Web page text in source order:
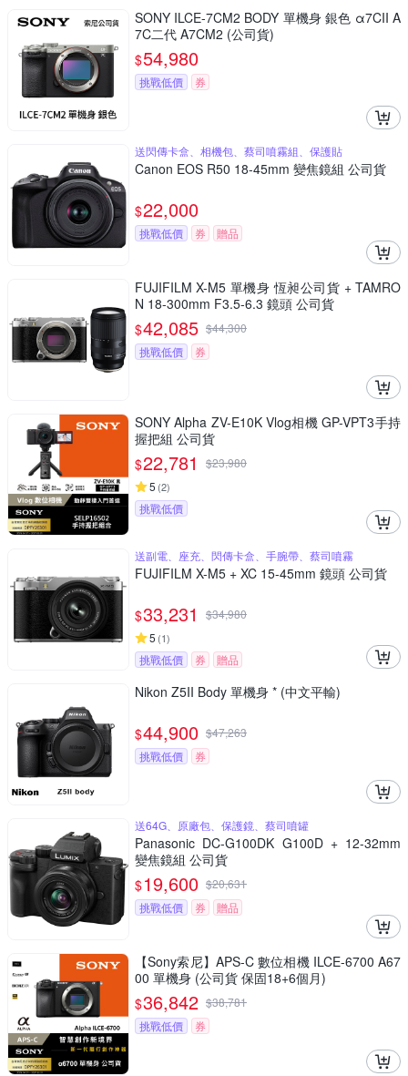
SONY ILCE-7CM2 BODY 單機身 銀色 α7CII A
7C二代 A7CM2 (公司貨)
$54,980
挑戰低價 券
送閃傳卡盒、相機包、蔡司噴霧組、保護貼
Canon EOS R50 18-45mm 變焦鏡組 公司貨
$22,000
挑戰低價 券 贈品
FUJIFILM X-M5 單機身 恆昶公司貨 + TAMRO
N 18-300mm F3.5-6.3 鏡頭 公司貨
$42,085 $44,300
挑戰低價
券
SONY Alpha ZV-E10K Vlog相機 GP-VPT3手持
握把組 公司貨
$22,781 $23,980
5 (2)
挑戰低價
送副電、座充、閃傳卡盒、手腕帶、蔡司噴霧
FUJIFILM X-M5 + XC 15-45mm 鏡頭 公司貨
$33,231 $34,980
5 (1)
挑戰低價 券 贈品
Nikon Z5II Body 單機身 * (中文平輸)
$44,900 $47,263
挑戰低價
券
送64G、原廠包、保護鏡、蔡司噴罐
Panasonic DC-G100DK G100D + 12-32mm
變焦鏡組 公司貨
$19,600 $20,631
挑戰低價
券 贈品
【Sony索尼】APS-C 數位相機 ILCE-6700 A67
00 單機身 (公司貨 保固18+6個月)
$36,842 $38,781
挑戰低價
券